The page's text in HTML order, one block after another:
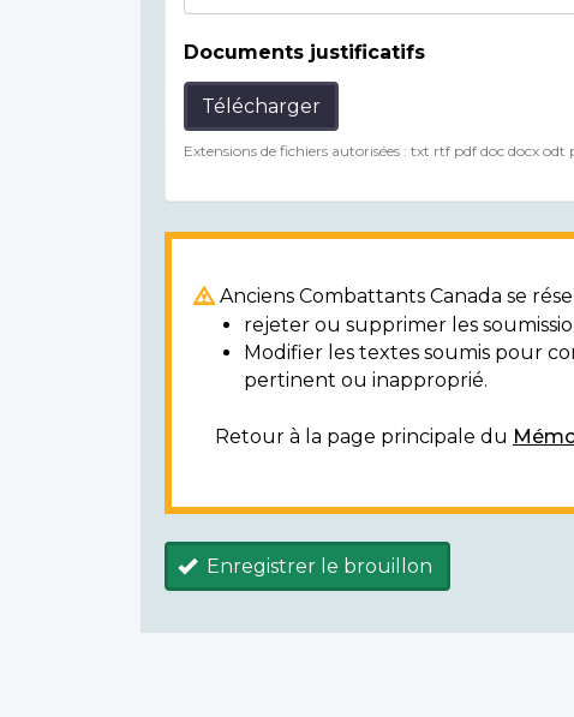
Documents justificatifs
Télécharger
Extensions de fichiers autorisées : txt rtf pdf doc docx
Anciens Combattants Canada se
rejeter ou supprimer les
Modifier les textes soumis pour
pertinent ou inapproprié.
Retour à la page principale du
Enregistrer le brouillon